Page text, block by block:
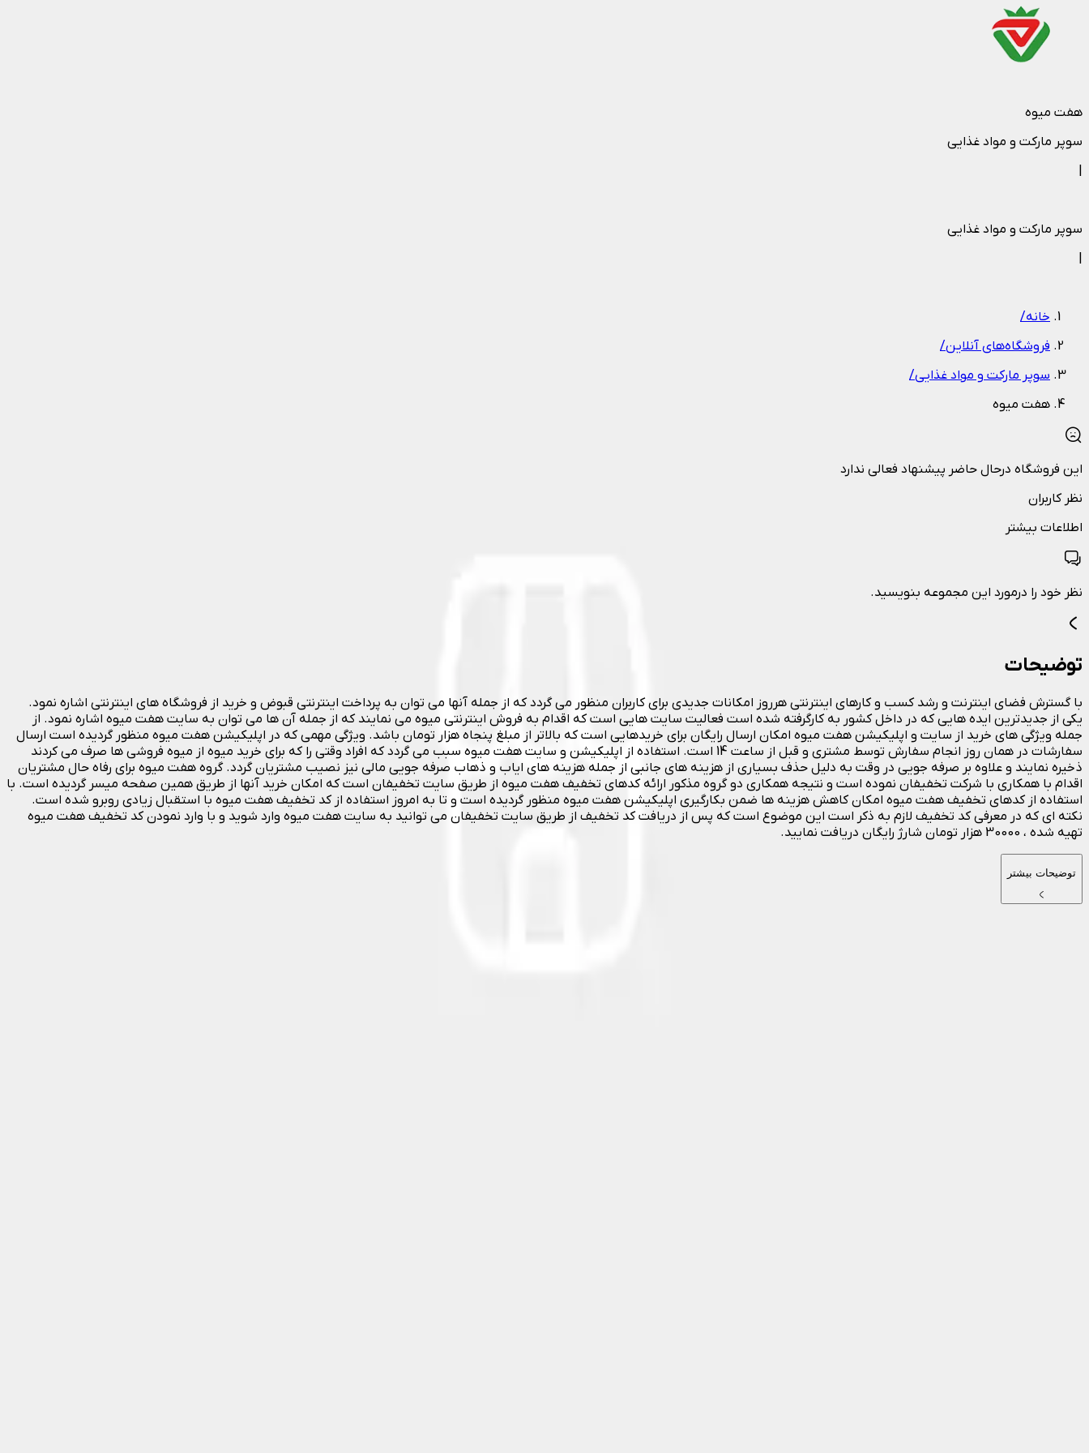
هفت میوه
سوپر مارکت و مواد غذایی
سوپر مارکت و مواد غذایی
خانه/
فروشگاه‌های آنلاین/
سوپر مارکت و مواد غذایی/
هفت میوه
این فروشگاه درحال حاضر پیشنهاد فعالی ندارد
نظر کاربران
اطلاعات بیشتر
نظر خود را درمورد این مجموعه بنویسید.
توضیحات
با گسترش فضای اینترنت و رشد کسب و کارهای اینترنتی هرروز امکانات جدیدی برای کاربران منظور می گردد که از جمله آنها می توان به پرداخت اینترنتی قبوض و خرید از فروشگاه های اینترنتی اشاره نمود.
یکی از جدیدترین ایده هایی که در داخل کشور به کارگرفته شده است فعالیت سایت هایی است که اقدام به فروش اینترنتی میوه می نمایند که از جمله آن ها می توان به سایت هفت میوه اشاره نمود. از
جمله ویژگی های خرید از سایت و اپلیکیشن هفت میوه امکان ارسال رایگان برای خریدهایی است که بالاتر از مبلغ پنجاه هزار تومان باشد. ویژگی مهمی که در اپلیکیشن هفت میوه منظور گردیده است ارسال
سفارشات در همان روز انجام سفارش توسط مشتری و قبل از ساعت 14 است. استفاده از اپلیکیشن و سایت هفت میوه سبب می گردد که افراد وقتی را که برای خرید میوه از میوه فروشی ها صرف می کردند
ذخیره نمایند و علاوه بر صرفه جویی در وقت به دلیل حذف بسیاری از هزینه های جانبی از جمله هزینه های ایاب و ذهاب صرفه جویی مالی نیز نصیب مشتریان گردد. گروه هفت میوه برای رفاه حال مشتریان
اقدام با همکاری با شرکت تخفیفان نموده است و نتیجه همکاری دو گروه مذکور ارائه کدهای تخفیف هفت میوه از طریق سایت تخفیفان است که امکان خرید آنها از طریق همین صفحه میسر گردیده است. با
استفاده از کدهای تخفیف هفت میوه امکان کاهش هزینه ها ضمن بکارگیری اپلیکیشن هفت میوه منظور گردیده است و تا به امروز استفاده از کد تخفیف هفت میوه با استقبال زیادی روبرو شده است.
نکته ای که در معرفی کد تخفیف لازم به ذکر است این موضوع است که پس از دریافت کد تخفیف از طریق سایت تخفیفان می توانید به سایت هفت میوه وارد شوید و با وارد نمودن کد تخفیف هفت میوه
تهیه شده ، 30000 هزار تومان شارژ رایگان دریافت نمایید.
توضیحات بیشتر